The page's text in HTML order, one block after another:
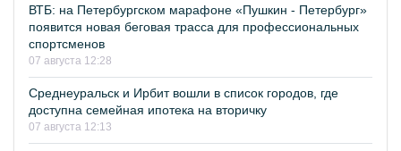
ВТБ: на Петербургском марафоне «Пушкин - Петербург»
появится новая беговая трасса для профессиональных
спортсменов
07 августа 12:28
Среднеуральск и Ирбит вошли в список городов, где
доступна семейная ипотека на вторичку
07 августа 12:13